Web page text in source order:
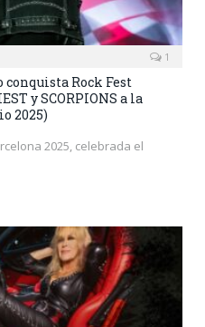
1
conquista Rock Fest
y SCORPIONS a la
2025)
2025, celebrada el